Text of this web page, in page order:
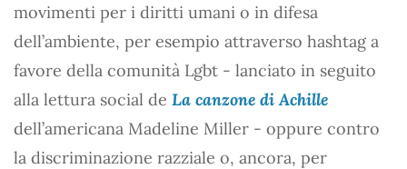
movimenti per i diritti umani o in difesa
dell’ambiente, per esempio attraverso hashtag a
favore della comunità Lgbt - lanciato in seguito
alla lettura social de La canzone di Achille
dell’americana Madeline Miller - oppure contro
la discriminazione razziale o, ancora, per